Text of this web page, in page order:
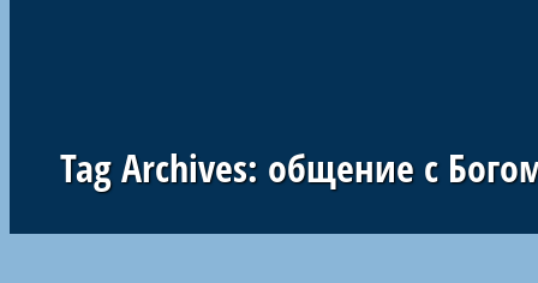
Tag Archives: общение с